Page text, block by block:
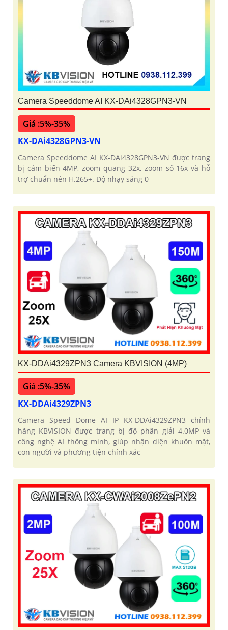
Camera Speeddome AI KX-DAi4328GPN3-VN
Giá :5%-35%
KX-DAi4328GPN3-VN
Camera Speeddome AI KX-DAi4328GPN3-VN được trang
bị cảm biến 4MP, zoom quang 32x, zoom số 16x và hỗ
trợ chuẩn nén H.265+. Độ nhạy sáng 0
KX-DDAi4329ZPN3 Camera KBVISION (4MP)
Giá :5%-35%
KX-DDAi4329ZPN3
Camera Speed Dome AI IP KX-DDAi4329ZPN3 chính
hãng KBVISION được trang bị độ phân giải 4.0MP và
công nghệ AI thông minh, giúp nhận diện khuôn mặt,
con người và phương tiện chính xác